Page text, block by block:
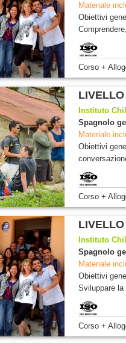
Materiale
Obiettivi
Corso +
Instituto
Spagnolo
Materiale
Obiettivi
Corso +
Instituto
Spagnolo
Materiale
Obiettivi
Sviluppare
Corso +